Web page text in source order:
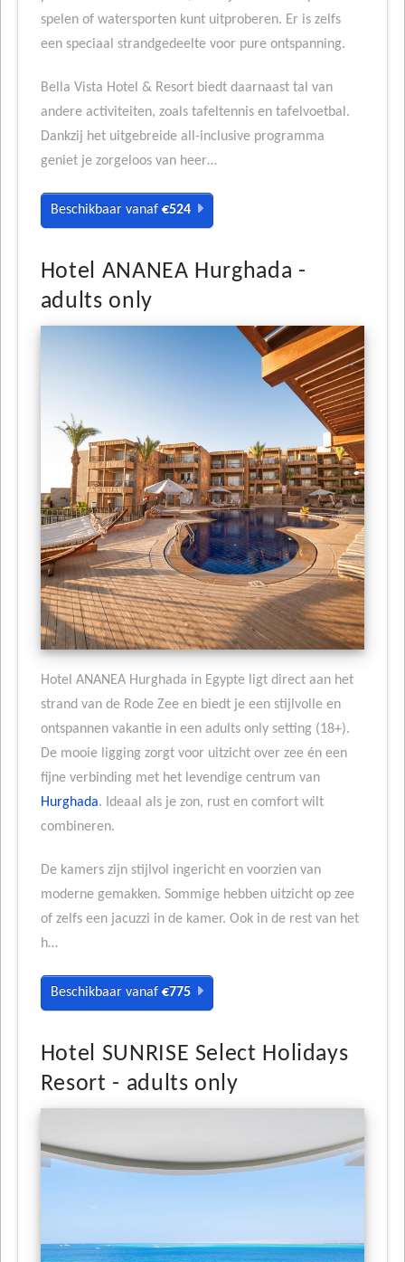
spelen of watersporten kunt uitproberen. Er is zelfs
een speciaal strandgedeelte voor pure ontspanning.
Bella Vista Hotel & Resort biedt daarnaast tal van
andere activiteiten, zoals tafeltennis en tafelvoetbal.
Dankzij het uitgebreide all-inclusive programma
geniet je zorgeloos van heer…
Beschikbaar vanaf €524
Hotel ANANEA Hurghada -
adults only
Hotel ANANEA Hurghada in Egypte ligt direct aan het
strand van de Rode Zee en biedt je een stijlvolle en
ontspannen vakantie in een adults only setting (18+).
De mooie ligging zorgt voor uitzicht over zee én een
fijne verbinding met het levendige centrum van
Hurghada. Ideaal als je zon, rust en comfort wilt
combineren.
De kamers zijn stijlvol ingericht en voorzien van
moderne gemakken. Sommige hebben uitzicht op zee
of zelfs een jacuzzi in de kamer. Ook in de rest van het
h…
Beschikbaar vanaf €775
Hotel SUNRISE Select Holidays
Resort - adults only